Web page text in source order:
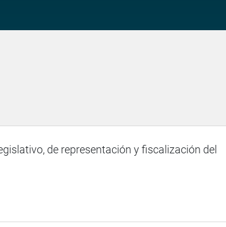
de representación y fiscalización del